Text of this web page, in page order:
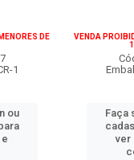
DE
1
ou
VENDA
Faça
ver